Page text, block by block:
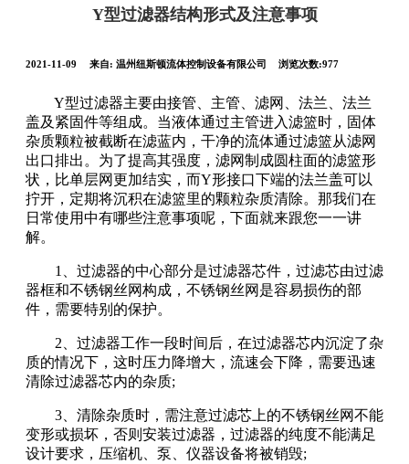
Y型过滤器结构形式及注意事项
2021-11-09 来自: 温州纽斯顿流体控制设备有限公司 浏览次数:977
Y型过滤器主要由接管、主管、滤网、法兰、法兰
盖及紧固件等组成。当液体通过主管进入滤篮时，固体
杂质颗粒被截断在滤蓝内，干净的流体通过滤篮从滤网
出口排出。为了提高其强度，滤网制成圆柱面的滤篮形
状，比单层网更加结实，而Y形接口下端的法兰盖可以
拧开，定期将沉积在滤篮里的颗粒杂质清除。那我们在
日常使用中有哪些注意事项呢，下面就来跟您一一讲
解。
1、过滤器的中心部分是过滤器芯件，过滤芯由过滤
器框和不锈钢丝网构成，不锈钢丝网是容易损伤的部
件，需要特别的保护。
2、过滤器工作一段时间后，在过滤器芯内沉淀了杂
质的情况下，这时压力降增大，流速会下降，需要迅速
清除过滤器芯内的杂质;
3、清除杂质时，需注意过滤芯上的不锈钢丝网不能
变形或损坏，否则安装过滤器，过滤器的纯度不能满足
设计要求，压缩机、泵、仪器设备将被销毁;